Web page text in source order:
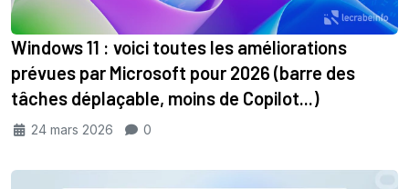
Windows 11 : voici toutes les améliorations
prévues par Microsoft pour 2026 (barre des
tâches déplaçable, moins de Copilot...)
24 mars 2026 0